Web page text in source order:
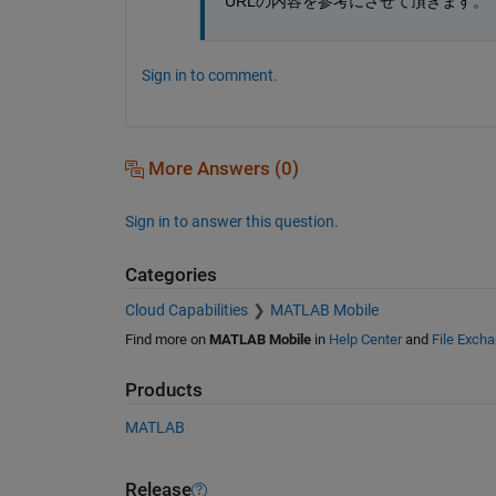
Sign in to comment.
More Answers (0)
Sign in to answer this question.
Categories
Cloud Capabilities MATLAB Mobile
Find more on MATLAB Mobilein Help Centerand File
Products
MATLAB
Release